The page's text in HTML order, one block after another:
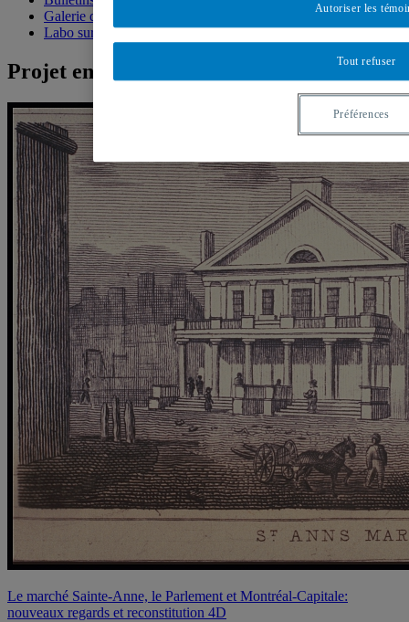
Galerie de photos
Labo sur Facebook
Projet en vedette
Le marché Sainte-Anne, le Parlement et Montréal-Capitale:
nouveaux regards et reconstitution 4D
Tout refuser
Autoriser les
Préférences